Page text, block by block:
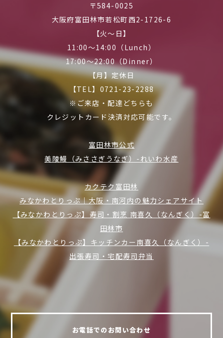
〒584-0025
大阪府富田林市若松町西2-1726-6
【火～日】
11:00～14:00（Lunch）
17:00～22:00（Dinner）
【月】定休日
【TEL】0721-23-2288
※ご来店・配達どちらも
クレジットカード決済対応可能です。
富田林市公式
美陵鰻（みささぎうなぎ）-れいわ水産
カクテク富田林
みなかわとりっぷ｜大阪・南河内の魅力シェアサイト
【みなかわとりっぷ】寿司・割烹 南喜久（なんぎく）-富
田林市
【みなかわとりっぷ】キッチンカー南喜久（なんぎく）-
出張寿司・宅配寿司弁当
お電話でのお問い合わせ